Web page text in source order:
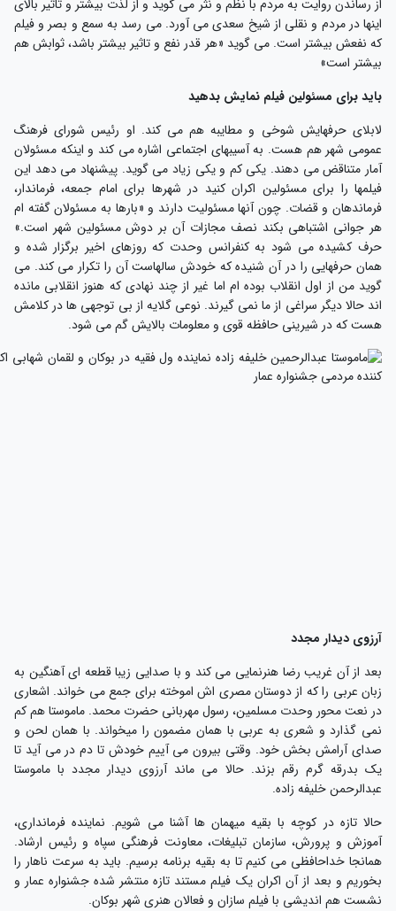
رساندن روایت به مردم با نظم و نثر می گوید و از لذت بیشتر و تاثیر بالای
در مردم و نقلی از شیخ سعدی می آورد. می رسد به سمع و بصر و فیلم
نفعش بیشتر است. می گوید «هر قدر نفع و تاثیر بیشتر باشد، ثوابش هم
است»
برای مسئولین فیلم نمایش بدهید
حرفهایش شوخی و مطایبه هم می کند. او رئیس شورای فرهنگ
شهر هم هست. به آسیبهای اجتماعی اشاره می کند و اینکه مسئولان
متناقض می دهند. یکی کم و یکی زیاد می گوید. پیشنهاد می دهد این
را برای مسئولین اکران کنید در شهرها برای امام جمعه، فرماندار،
و قضات. چون آنها مسئولیت دارند و «بارها به مسئولان گفته ام
جوانی اشتباهی بکند نصف مجازات آن بر دوش مسئولین شهر است.»
کشیده می شود به کنفرانس وحدت که روزهای اخیر برگزار شده و
حرفهایی را در آن شنیده که خودش سالهاست آن را تکرار می کند. می
من از اول انقلاب بوده ام اما غیر از چند نهادی که هنوز انقلابی مانده
حالا دیگر سراغی از ما نمی گیرند. نوعی گلایه از بی توجهی ها در کلامش
که در شیرینی حافظه قوی و معلومات بالایش گم می شود.
دیدار مجدد
از آن غریب رضا هنرنمایی می کند و با صدایی زیبا قطعه ای آهنگین به
عربی را که از دوستان مصری اش اموخته برای جمع می خواند. اشعاری
نعت محور وحدت مسلمین، رسول مهربانی حضرت محمد. ماموستا هم کم
گذارد و شعری به عربی با همان مضمون را میخواند. با همان لحن و
آرامش بخش خود. وقتی بیرون می آییم خودش تا دم در می آید تا
بدرقه گرم رقم بزند. حالا می ماند آرزوی دیدار مجدد با ماموستا
خلیفه زاده.
تازه در کوچه با بقیه میهمان ها آشنا می شویم. نماینده فرمانداری،
و پرورش، سازمان تبلیغات، معاونت فرهنگی سپاه و رئیس ارشاد.
خداحافظی می کنیم تا به بقیه برنامه برسیم. باید به سرعت ناهار را
و بعد از آن اکران یک فیلم مستند تازه منتشر شده جشنواره عمار و
هم اندیشی با فیلم سازان و فعالان هنری شهر بوکان.